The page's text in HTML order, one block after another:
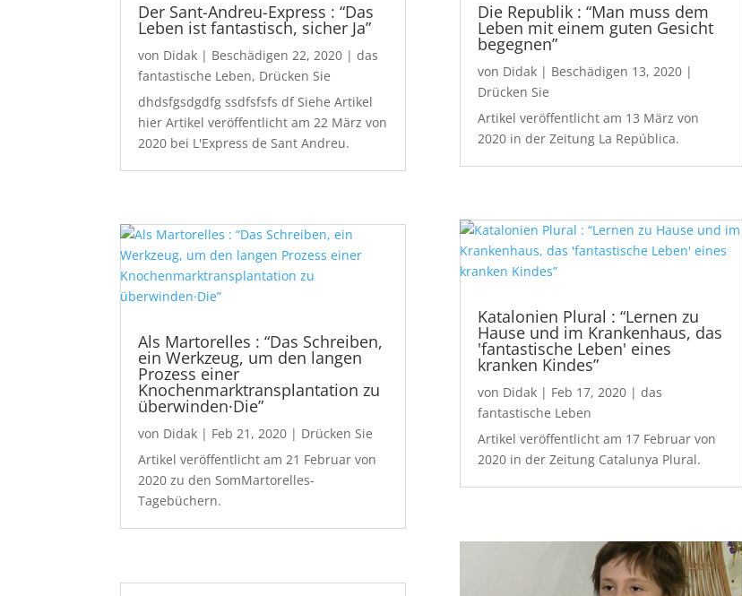
Der Sant-Andreu-Express : “Das
Leben ist fantastisch, sicher Ja”
von Didak | Beschädigen 22, 2020 |das
fantastische Leben, Drücken Sie
dhdsfgsdgdfg ssdfsfsfs df Siehe Artikel
hier Artikel veröffentlicht am 22 März von
2020 bei L'Express de Sant Andreu.
Als Martorelles : “Das Schreiben,
ein Werkzeug, um den langen
Prozess einer
Knochenmarktransplantation zu
überwinden·Die”
von Didak | Feb 21, 2020 | Drücken Sie
Artikel veröffentlicht am 21 Februar von
2020 zu den SomMartorelles-
Tagebüchern.
Die Republik : “Man muss dem
Leben mit einem guten Gesicht
begegnen”
von Didak| Beschädigen 13, 2020|
Drücken Sie
Artikel veröffentlicht am 13 März von
2020 in der Zeitung La República.
Katalonien Plural : “Lernen zu
Hause und im Krankenhaus, das
'fantastische Leben' eines
kranken Kindes”
von Didak| Feb 17, 2020| das
fantastische Leben
Artikel veröffentlicht am 17 Februar von
2020 in der Zeitung Catalunya Plural.